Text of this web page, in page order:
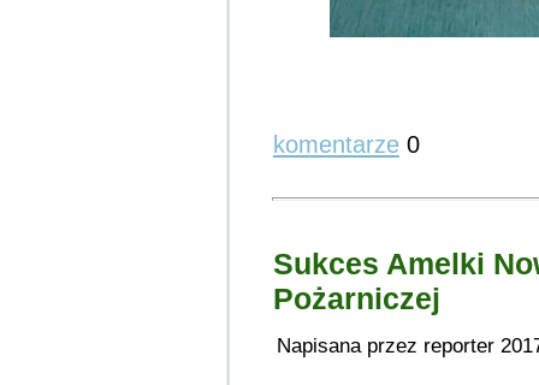
komentarze0
Sukces Amelki
Pożarniczej
Napisana przez reporter